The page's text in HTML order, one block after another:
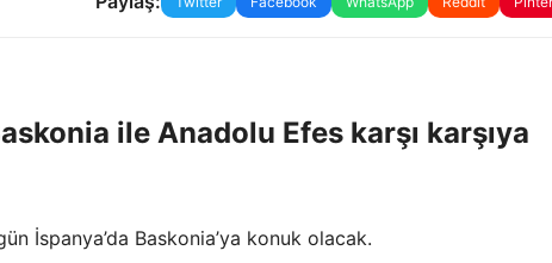
ile Anadolu Efes karşı karşıya
İspanya’da Baskonia’ya konuk olacak.